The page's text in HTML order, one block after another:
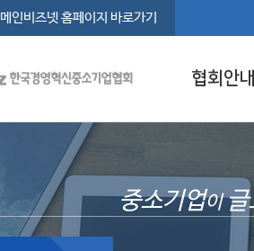
협회안내
메인비즈넷 홈페이지 바로가기
중소기업이글